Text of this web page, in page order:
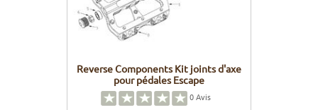
Reverse Components Kit joints d'axe
pour pédales Escape
0Avis